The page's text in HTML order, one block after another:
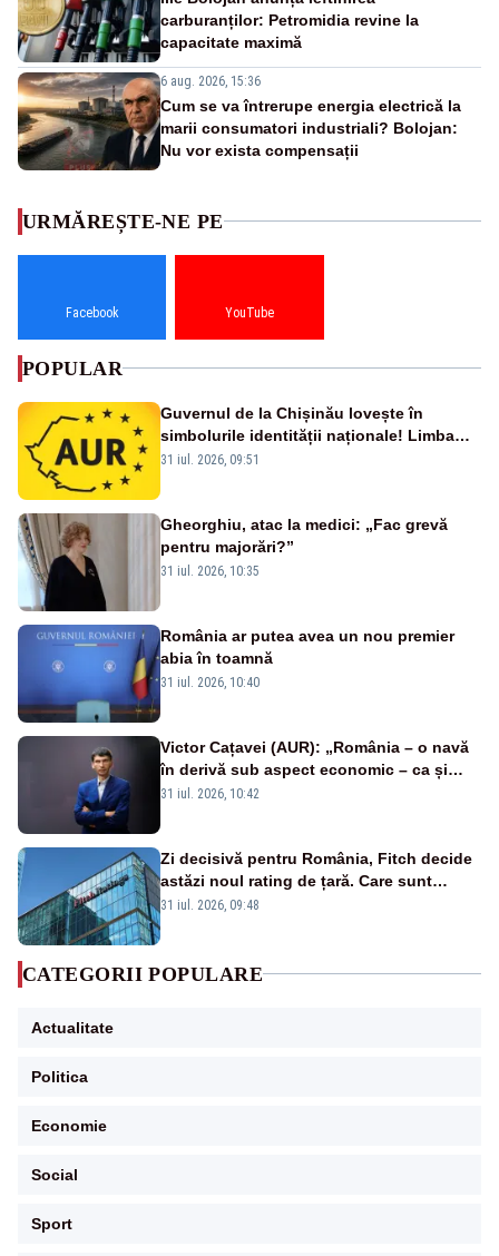
carburanților: Petromidia revine la
capacitate maximă
6 aug. 2026, 15:36
Cum se va întrerupe energia electrică la
marii consumatori industriali? Bolojan:
Nu vor exista compensații
URMĂREȘTE-NE PE
Facebook YouTube
POPULAR
Guvernul de la Chișinău lovește în
simbolurile identității naționale! Limba
română nu se economisește! Limba
31 iul. 2026, 09:51
Gheorghiu, atac la medici: „Fac grevă
pentru majorări?”
31 iul. 2026, 10:35
România ar putea avea un nou premier
abia în toamnă
31 iul. 2026, 10:40
Victor Cațavei (AUR): „România – o navă
în derivă sub aspect economic – ca și
rezultat al guvernărilor din ultimii 36 de
31 iul. 2026, 10:42
Zi decisivă pentru România, Fitch decide
astăzi noul rating de țară. Care sunt
efectele retrogradării la categoria „junk”
31 iul. 2026, 09:48
CATEGORII POPULARE
Actualitate
Politica
Economie
Social
Sport